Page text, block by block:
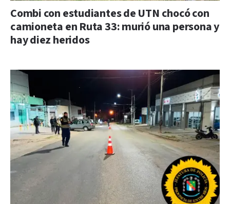
Combi con estudiantes de UTN chocó con
camioneta en Ruta 33: murió una persona y
hay diez heridos